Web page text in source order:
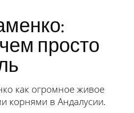
просто
как огромное живое
корнями в Андалусии.